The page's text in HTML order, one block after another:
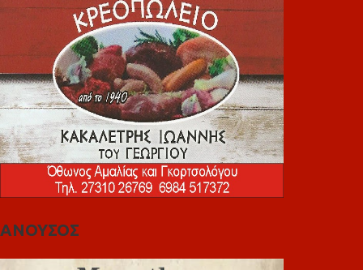
ΑΝΟΥΣΟΣ